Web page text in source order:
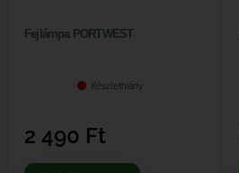
Fejlámpa PORTWEST
Készlethiány
2 490 Ft